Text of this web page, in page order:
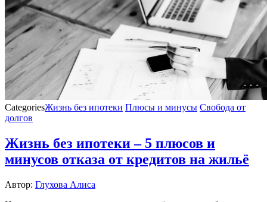
CategoriesЖизнь без ипотеки Плюсы и минусы Свобода от
долгов
Жизнь без ипотеки – 5 плюсов и
минусов отказа от кредитов на жильё
Автор: Глухова Алиса